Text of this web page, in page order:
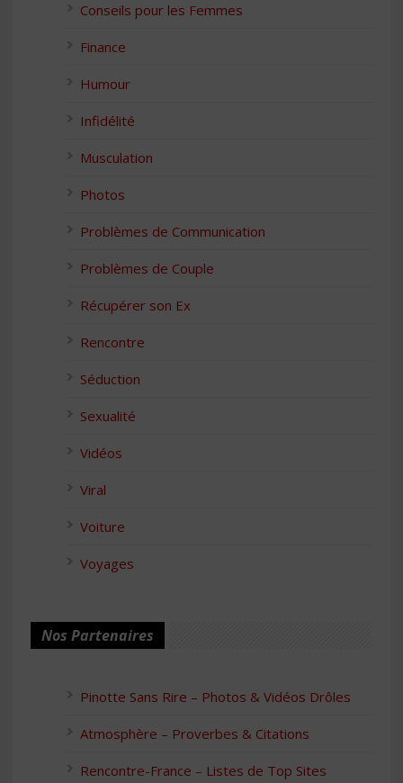
Conseils pour les Femmes
Finance
Humour
Infidélité
Musculation
Photos
Problèmes de Communication
Problèmes de Couple
Récupérer son Ex
Rencontre
Séduction
Sexualité
Vidéos
Viral
Voiture
Voyages
Nos Partenaires
Pinotte Sans Rire – Photos & Vidéos Drôles
Atmosphère – Proverbes & Citations
Rencontre-France – Listes de Top Sites